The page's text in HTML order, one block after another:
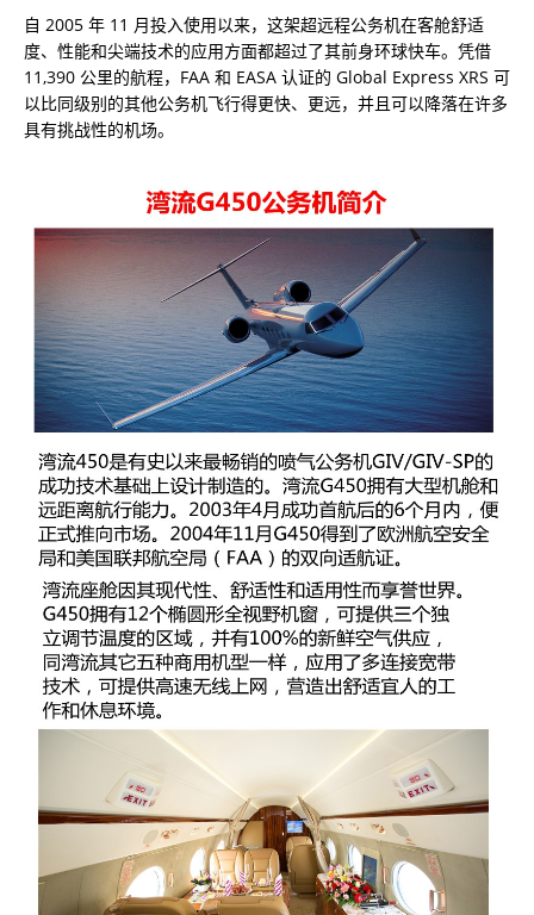
自 2005 年 11 月投入使用以来，这架超远程公务机在客舱舒适
度、性能和尖端技术的应用方面都超过了其前身环球快车。凭借
11,390 公里的航程，FAA 和 EASA 认证的 Global Express XRS 可
以比同级别的其他公务机飞行得更快、更远，并且可以降落在许多
具有挑战性的机场。